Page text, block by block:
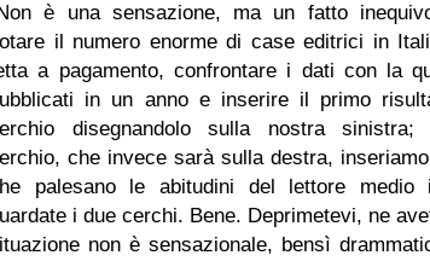
è una sensazione, ma un fatto
il numero enorme di case editrici in
a pagamento, confrontare i dati con la
in un anno e inserire il primo
disegnandolo sulla nostra sinistra;
che invece sarà sulla destra,
palesano le abitudini del lettore medio
i due cerchi. Bene. Deprimetevi, ne
non è sensazionale, bensì